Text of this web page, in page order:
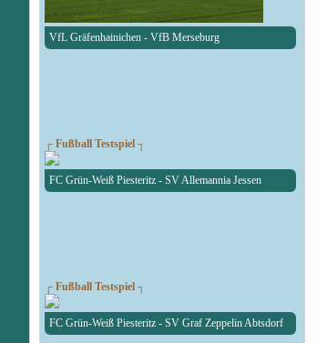
VfL Gräfenhainichen - VfB Merseburg
┌ Fußball Testspiel ┐
FC Grün-Weiß Piesteritz - SV Allemannia Jessen
┌ Fußball Testspiel ┐
FC Grün-Weiß Piesteritz - SV Graf Zeppelin Abtsdorf